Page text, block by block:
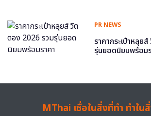
PR NEWS
ราคากระเป๋าหลุย
รุ่นยอดนิยมพร้อม
MThai เชื่อในสิ่งที่ทำ ทำใน